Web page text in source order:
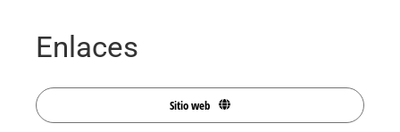
Enlaces
Sitio web